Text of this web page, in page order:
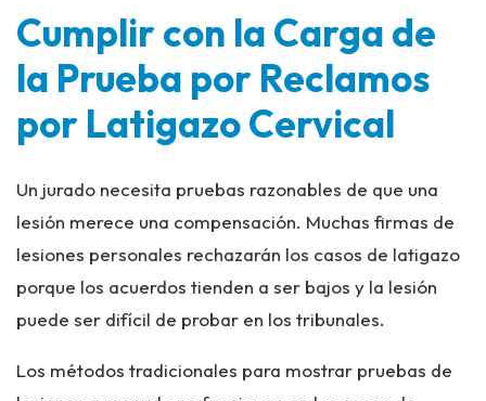
Cumplir con la Carga de
la Prueba por Reclamos
por Latigazo Cervical
Un jurado necesita pruebas razonables de que una
lesión merece una compensación. Muchas firmas de
lesiones personales rechazarán los casos de latigazo
porque los acuerdos tienden a ser bajos y la lesión
puede ser difícil de probar en los tribunales.
Los métodos tradicionales para mostrar pruebas de